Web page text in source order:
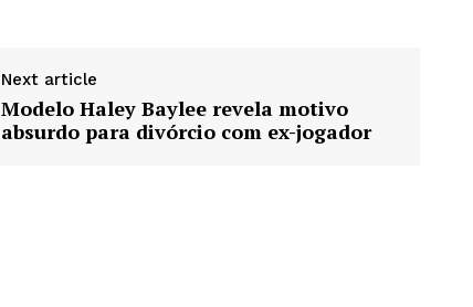
Next article
Modelo Haley Baylee revela motivo
absurdo para divórcio com ex-jogador